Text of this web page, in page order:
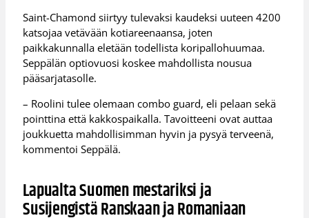
Saint-Chamond siirtyy tulevaksi kaudeksi uuteen 4200
katsojaa vetävään kotiareenaansa, joten
paikkakunnalla eletään todellista koripallohuumaa.
Seppälän optiovuosi koskee mahdollista nousua
pääsarjatasolle.
– Roolini tulee olemaan combo guard, eli pelaan sekä
pointtina että kakkospaikalla. Tavoitteeni ovat auttaa
joukkuetta mahdollisimman hyvin ja pysyä terveenä,
kommentoi Seppälä.
Lapualta Suomen mestariksi ja
Susijengistä Ranskaan ja Romaniaan